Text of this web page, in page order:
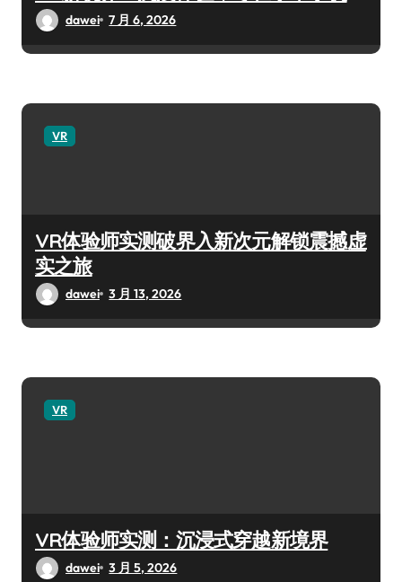
dawei 7 月 6, 2026
VR
VR体验师实测破界入新次元解锁震撼虚
实之旅
dawei 3 月 13, 2026
VR
VR体验师实测：沉浸式穿越新境界
dawei 3 月 5, 2026